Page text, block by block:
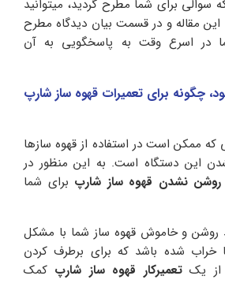
سوالی برای شما مطرح گردید، میتوانید
این مقاله و در قسمت بیان دیدگاه مطرح
ما در اسرع وقت به پاسخگویی به آن
چگونه برای تعمیرات قهوه ساز شارپ
ممکن است در استفاده از قهوه سازها
این دستگاه است. به این منظور در
نشدن قهوه ساز شارپ برای شما
و خاموش قهوه ساز شما با مشکل
خراب شده باشد که برای برطرف کردن
از یکتعمیرکار قهوه ساز شارپ کمک